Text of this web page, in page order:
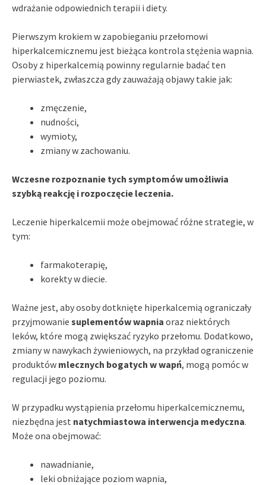
wdrażanie odpowiednich terapii i diety.
Pierwszym krokiem w zapobieganiu przełomowi
hiperkalcemicznemu jest bieżąca kontrola stężenia wapnia.
Osoby z hiperkalcemią powinny regularnie badać ten
pierwiastek, zwłaszcza gdy zauważają objawy takie jak:
zmęczenie,
nudności,
wymioty,
zmiany w zachowaniu.
Wczesne rozpoznanie tych symptomów umożliwia
szybką reakcję i rozpoczęcie leczenia.
Leczenie hiperkalcemii może obejmować różne strategie, w
tym:
farmakoterapię,
korekty w diecie.
Ważne jest, aby osoby dotknięte hiperkalcemią ograniczały
przyjmowanie suplementów wapnia oraz niektórych
leków, które mogą zwiększać ryzyko przełomu. Dodatkowo,
zmiany w nawykach żywieniowych, na przykład ograniczenie
produktów mlecznych bogatych w wapń, mogą pomóc w
regulacji jego poziomu.
W przypadku wystąpienia przełomu hiperkalcemicznemu,
niezbędna jest natychmiastowa interwencja medyczna.
Może ona obejmować:
nawadnianie,
leki obniżające poziom wapnia,